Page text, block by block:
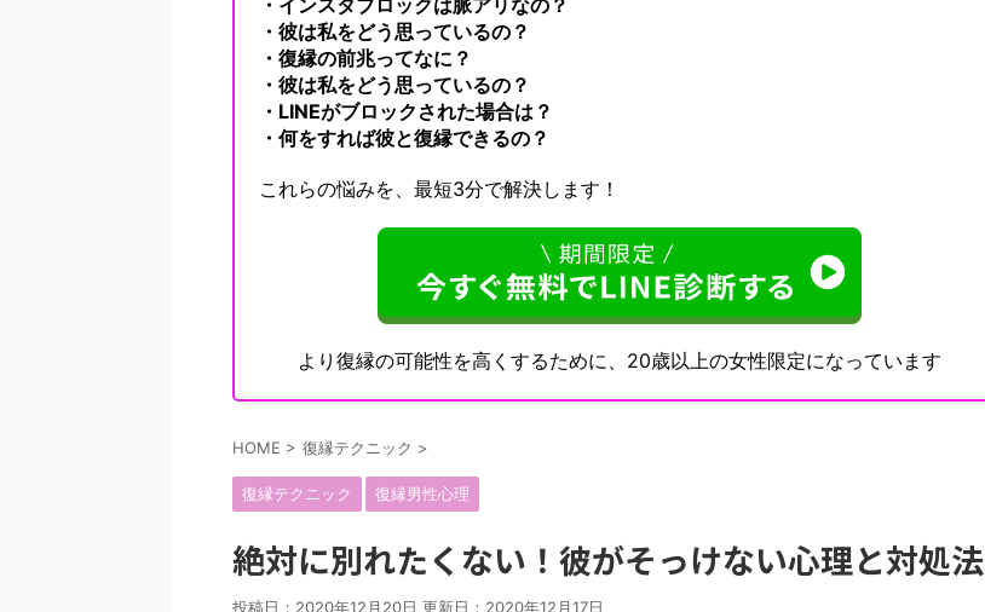
・彼は私をどう思っているの？
・復縁の前兆ってなに？
・彼は私をどう思っているの？
・LINEがブロックされた場合は？
・何をすれば彼と復縁できるの？
これらの悩みを、最短3分で解決します！
より復縁の可能性を高くするために、20歳以上の女性限定になっています
HOME > 復縁テクニック >
復縁テクニック 復縁男性心理
絶対に別れたくない！彼がそっけない心理と対処法
投稿日：2020年12月20日 更新日： 2020年12月17日